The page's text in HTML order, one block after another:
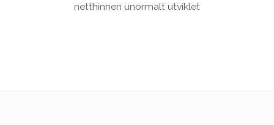
netthinnen unormalt utviklet